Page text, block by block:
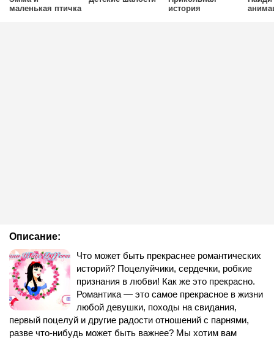
Описание:
Что может быть прекраснее романтических
историй? Поцелуйчики, сердечки, робкие
признания в любви! Как же это прекрасно.
Романтика — это самое прекрасное в жизни
любой девушки, походы на свидания,
первый поцелуй и другие радости отношений с парнями,
разве что-нибудь может быть важнее? Мы хотим вам
маленькая птичка
история